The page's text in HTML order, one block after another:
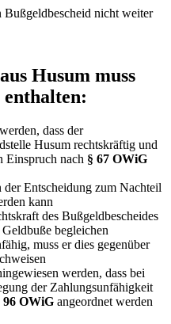
nicht weiter
Husum muss
enthalten:
dass der
Husum rechtskräftig und
Einspruch nach § 67 OWiG
Entscheidung zum Nachteil
kann
des Bußgeldbescheides
begleichen
muss er dies gegenüber
werden, dass bei
der Zahlungsunfähigkeit
96 OWiG angeordnet werden